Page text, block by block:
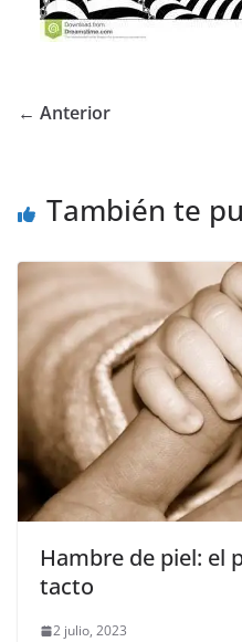
← Anterior
También te
Hambre de piel: el
tacto
2 julio, 2023